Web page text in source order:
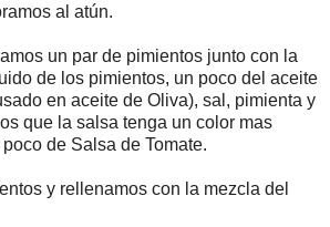
al atún.
un par de pimientos junto con la
de los pimientos, un poco del aceite
en aceite de Oliva), sal, pimienta y
que la salsa tenga un color mas
de Salsa de Tomate.
y rellenamos con la mezcla del